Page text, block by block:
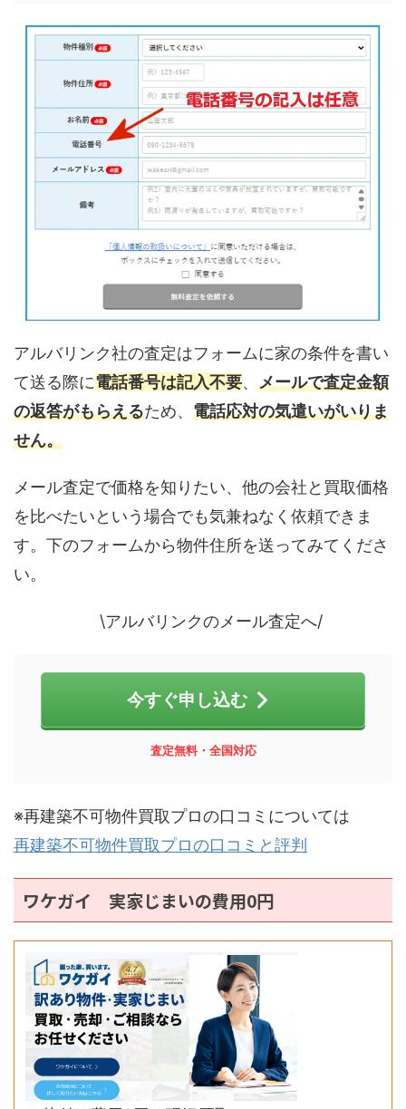
アルバリンク社の査定はフォームに家の条件を書い
て送る際に電話番号は記入不要、 メールで査定金額
の返答がもらえるため、 電話応対の気遣いがいりま
せん。
メール査定で価格を知りたい、他の会社と買取価格
を比べたいという場合でも気兼ねなく依頼できま
す。下のフォームから物件住所を送ってみてくださ
い。
\アルバリンクのメール査定へ/
今すぐ申し込む
査定無料・全国対応
※再建築不可物件買取プロの口コミについては
再建築不可物件買取プロの口コミと評判
ワケガイ 実家じまいの費用0円